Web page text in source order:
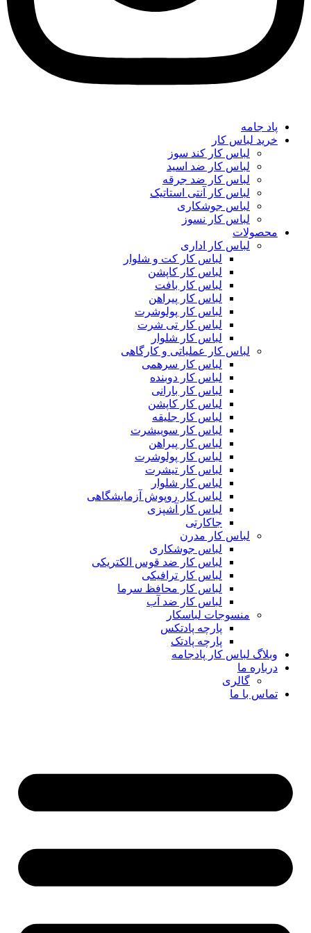
پاد جامه
خرید لباس کار
لباس کار کند سوز
لباس کار ضد اسید
لباس کار ضد جرقه
لباس کار آنتی استاتیک
لباس جوشکاری
لباس کار نسوز
محصولات
لباس کار اداری
لباس کار کت و شلوار
لباس کار کاپشن
لباس کار بافت
لباس کار پیراهن
لباس کار پولوشرت
لباس کار تی شرت
لباس کار شلوار
لباس کار عملیاتی و کارگاهی
لباس کار سرهمی
لباس کار دوبنده
لباس کار بارانی
لباس کار کاپشن
لباس کار جلیقه
لباس کار سوییشرت
لباس کار پیراهن
لباس کار پولوشرت
لباس کار تیشرت
لباس کار شلوار
لباس کار روپوش آزمایشگاهی
لباس کار آشپزی
جاکارتی
لباس کار مدرن
لباس جوشکاری
لباس کار ضد قوس الکتریکی
لباس کار ترافیکی
لباس کار محافظ سرما
لباس کار ضد آب
منسوجات لباسکار
پارچه پادتکس
پارچه پادتک
وبلاگ لباس کار پادجامه
درباره ما
گالری
تماس با ما